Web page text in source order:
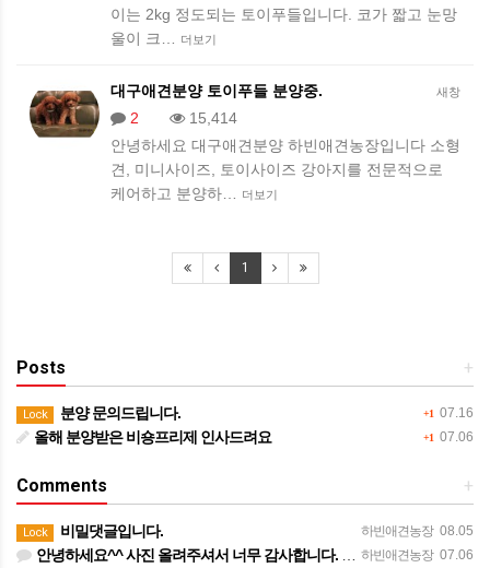
이는 2kg 정도되는 토이푸들입니다. 코가 짧고 눈망
울이 크…
더보기
새창
대구애견분양 토이푸들 분양중.
2
15,414
안녕하세요 대구애견분양 하빈애견농장입니다 소형
견, 미니사이즈, 토이사이즈 강아지를 전문적으로
케어하고 분양하…
더보기
1
+
Posts
+1 07.16
Lock 분양 문의드립니다.
+1 07.06
올해 분양받은 비숑프리제 인사드려요
+
Comments
하빈애견농장 08.05
Lock 비밀댓글입니다.
하빈애견농장 07.06
안녕하세요^^ 사진 올려주셔서 너무 감사합니다. 강아지도 너무 행복해보이네요 늘 행복하시길 바랍니다! 감사합…